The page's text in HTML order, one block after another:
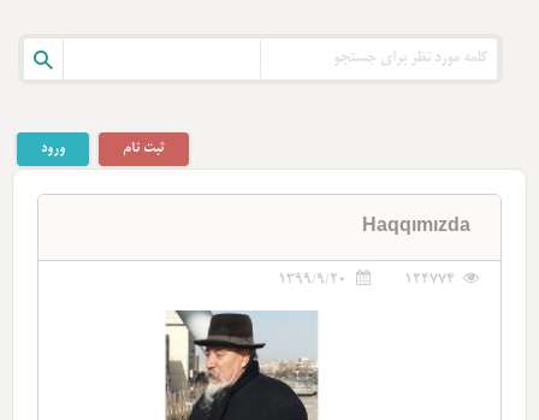
ورود ثبت نام
Haqqımızda
124774
1399/9/20